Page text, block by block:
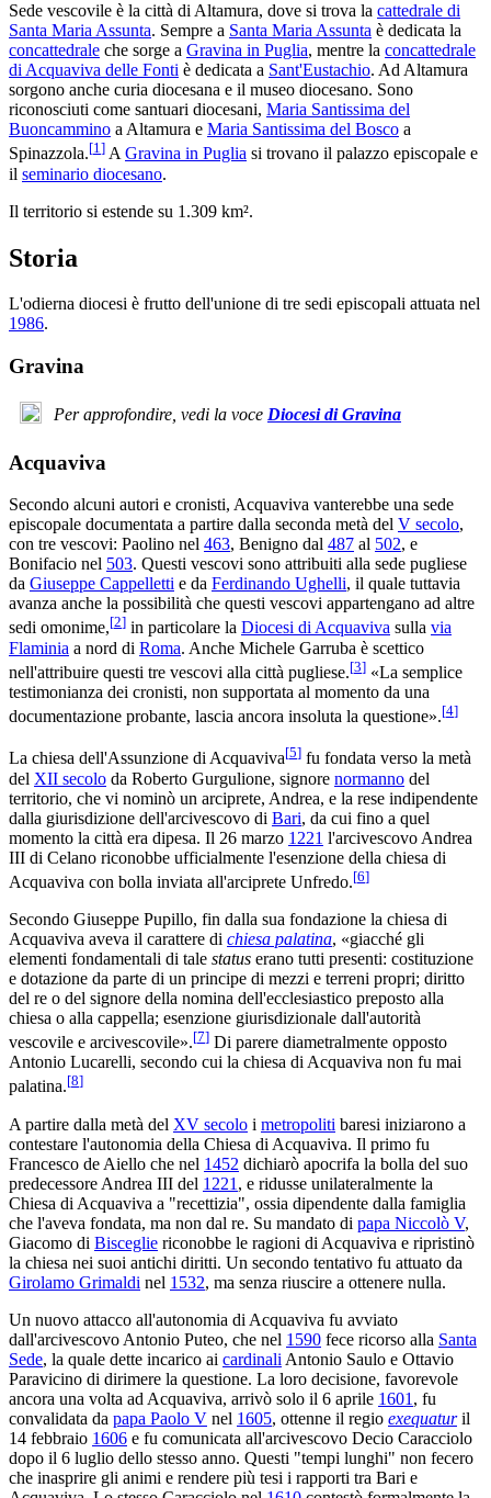
Sede vescovile è la città di Altamura, dove si trova la cattedrale di
Santa Maria Assunta. Sempre a Santa Maria Assunta è dedicata la
concattedrale che sorge a Gravina in Puglia, mentre la concattedrale
di Acquaviva delle Fonti è dedicata a Sant'Eustachio. Ad Altamura
sorgono anche curia diocesana e il museo diocesano. Sono
riconosciuti come santuari diocesani, Maria Santissima del
Buoncammino a Altamura e Maria Santissima del Bosco a
Spinazzola.[1] AGravina in Puglia si trovano il palazzo episcopale e
il seminario diocesano.
Il territorio si estende su 1.309 km².
Storia
L'odierna diocesi è frutto dell'unione di tre sedi episcopali attuata nel
1986.
Gravina
Per approfondire, vedi la voce Diocesi di Gravina
Acquaviva
Secondo alcuni autori e cronisti, Acquaviva vanterebbe una sede
episcopale documentata a partire dalla seconda metà del V secolo,
con tre vescovi: Paolino nel 463, Benigno dal 487 al 502, e
Bonifacio nel 503. Questi vescovi sono attribuiti alla sede pugliese
da Giuseppe Cappelletti e da Ferdinando Ughelli, il quale tuttavia
avanza anche la possibilità che questi vescovi appartengano ad altre
sedi omonime,[2] in particolare la Diocesi di Acquaviva sulla via
Flaminia a nord di Roma. Anche Michele Garruba è scettico
nell'attribuire questi tre vescovi alla città pugliese.[3] «La semplice
testimonianza dei cronisti, non supportata al momento da una
documentazione probante, lascia ancora insoluta la questione».[4]
La chiesa dell'Assunzione di Acquaviva[5] fu fondata verso la metà
del XII secolo da Roberto Gurgulione, signore normanno del
territorio, che vi nominò un arciprete, Andrea, e la rese indipendente
dalla giurisdizione dell'arcivescovo di Bari, da cui fino a quel
momento la città era dipesa. Il 26 marzo 1221 l'arcivescovo Andrea
III di Celano riconobbe ufficialmente l'esenzione della chiesa di
Acquaviva con bolla inviata all'arciprete Unfredo.[6]
Secondo Giuseppe Pupillo, fin dalla sua fondazione la chiesa di
Acquaviva aveva il carattere di chiesa palatina, «giacché gli
elementi fondamentali di tale status erano tutti presenti: costituzione
e dotazione da parte di un principe di mezzi e terreni propri; diritto
del re o del signore della nomina dell'ecclesiastico preposto alla
chiesa o alla cappella; esenzione giurisdizionale dall'autorità
vescovile e arcivescovile».[7] Di parere diametralmente opposto
Antonio Lucarelli, secondo cui la chiesa di Acquaviva non fu mai
palatina.[8]
A partire dalla metà del XV secolo i metropoliti baresi iniziarono a
contestare l'autonomia della Chiesa di Acquaviva. Il primo fu
Francesco de Aiello che nel 1452 dichiarò apocrifa la bolla del suo
predecessore Andrea III del 1221 , e ridusse unilateralmente la
Chiesa di Acquaviva a "recettizia", ossia dipendente dalla famiglia
che l'aveva fondata, ma non dal re. Su mandato di papa Niccolò V,
Giacomo di Bisceglie riconobbe le ragioni di Acquaviva e ripristinò
la chiesa nei suoi antichi diritti. Un secondo tentativo fu attuato da
Girolamo Grimaldi nel 1532, ma senza riuscire a ottenere nulla.
Un nuovo attacco all'autonomia di Acquaviva fu avviato
dall'arcivescovo Antonio Puteo, che nel 1590 fece ricorso alla Santa
Sede, la quale dette incarico ai cardinali Antonio Saulo e Ottavio
Paravicino di dirimere la questione. La loro decisione, favorevole
ancora una volta ad Acquaviva, arrivò solo il 6 aprile 1601 , fu
convalidata da papa Paolo V nel 1605, ottenne il regio exequaturil
14 febbraio 1606 e fu comunicata all'arcivescovo Decio Caracciolo
dopo il 6 luglio dello stesso anno. Questi "tempi lunghi" non fecero
che inasprire gli animi e rendere più tesi i rapporti tra Bari e